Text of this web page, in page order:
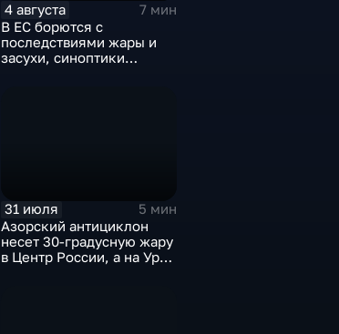
4 августа
7 мин
В ЕС борются с
последствиями жары и
засухи, синоптики
31 июля
5 мин
Азорский антициклон
несет 30-градусную жару
в Центр России, а на Урал